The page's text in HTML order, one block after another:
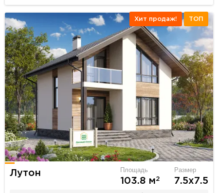
Хит продаж! ТОП
Лутон Площадь
103.8 м2
Размер
7.5х7.5